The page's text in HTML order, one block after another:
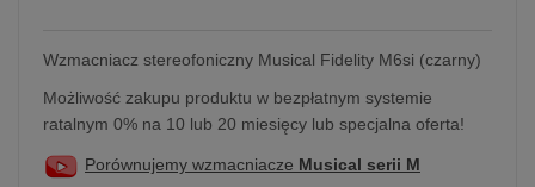
Wzmacniacz stereofoniczny Musical Fidelity M6si (czarny)
Możliwość zakupu produktu w bezpłatnym systemie
ratalnym 0% na 10 lub 20 miesięcy lub specjalna oferta!
Porównujemy wzmacniacze Musical serii M